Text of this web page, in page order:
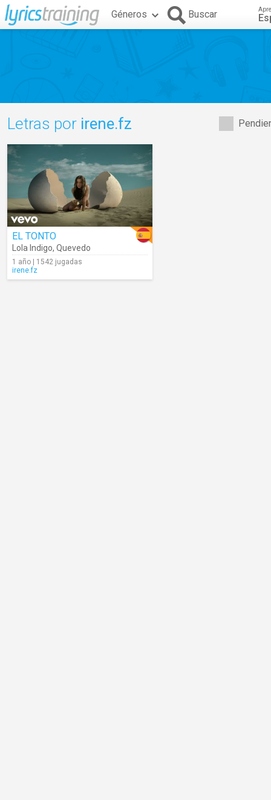
Géneros Buscar
Letras por irene.fz
EL TONTO
Lola Indigo, Quevedo
1 año | 1542 jugadas
irene.fz